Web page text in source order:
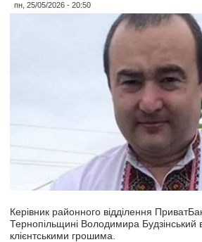
пн, 25/05/2026 - 20:50
Керівник районного відділення
Тернопільщині Володимира Будзінський
клієнтськими грошима.